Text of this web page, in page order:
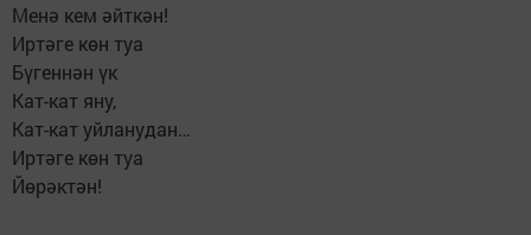
Менә кем әйткән!
Иртәге көн туа
Бүгеннән үк
Кат-кат яну,
Кат-кат уйланудан…
Иртәге көн туа
Йөрәктән!